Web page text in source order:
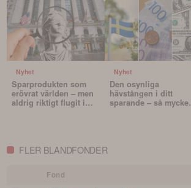
Nyhet
Sparprodukten som
erövrat världen – men
aldrig riktigt flugit i
Nyhet
Den osynliga
hävstången i ditt
sparande – så mycket
FLER BLANDFONDER
Fond